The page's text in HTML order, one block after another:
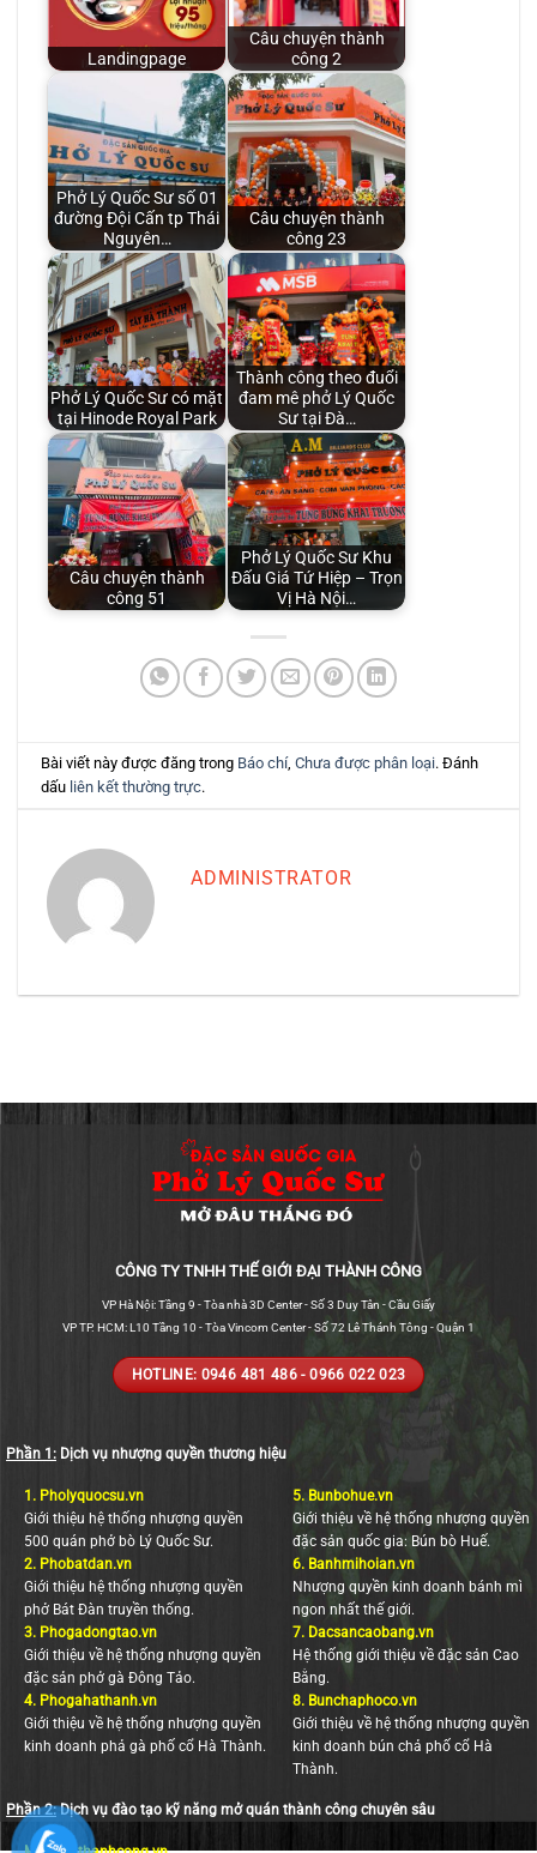
Landingpage
Câu chuyện thành
công 2
Phở Lý Quốc Sư số 01
đường Đội Cấn tp Thái
Nguyên…
Câu chuyện thành
công 23
Phở Lý Quốc Sư có mặt
tại Hinode Royal Park
Thành công theo đuổi
đam mê phở Lý Quốc
Sư tại Đà…
Câu chuyện thành
công 51
Phở Lý Quốc Sư Khu
Đấu Giá Tứ Hiệp – Trọn
Vị Hà Nội…
Bài viết này được đăng trong Báo chí,Chưa được phân loại. Đánh
dấu liên kết thường trực.
ADMINISTRATOR
CÔNG TY TNHH THẾ GIỚI ĐẠI THÀNH CÔNG
VP Hà Nội: Tầng 9 - Tòa nhà 3D Center - Số 3 Duy Tân - Cầu Giấy
VP TP. HCM: L10 Tầng 10 - Tòa Vincom Center - Số 72 Lê Thánh Tông - Quận 1
HOTLINE: 0946 481 486 - 0966 022 023
Phần 1: Dịch vụ nhượng quyền thương hiệu
1. Pholyquocsu.vn
Giới thiệu hệ thống nhượng quyền
500 quán phở bò Lý Quốc Sư.
2. Phobatdan.vn
Giới thiệu hệ thống nhượng quyền
phở Bát Đàn truyền thống.
3. Phogadongtao.vn
Giới thiệu về hệ thống nhượng quyền
đặc sản phở gà Đông Tảo.
4. Phogahathanh.vn
Giới thiệu về hệ thống nhượng quyền
kinh doanh phả gà phố cổ Hà Thành.
5. Bunbohue.vn
Giới thiệu về hệ thống nhượng quyền
đặc sản quốc gia: Bún bò Huế.
6. Banhmihoian.vn
Nhượng quyền kinh doanh bánh mì
ngon nhất thế giới.
7. Dacsancaobang.vn
Hệ thống giới thiệu về đặc sản Cao
Bằng.
8. Bunchaphoco.vn
Giới thiệu về hệ thống nhượng quyền
kinh doanh bún chả phố cổ Hà
Thành.
Phần 2:Dịch vụ đào tạo kỹ năng mở quán thành công chuyên sâu